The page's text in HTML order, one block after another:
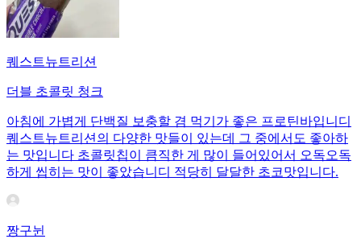
퀘스트뉴트리션
더블 초콜릿 청크
아침에 가볍게 단백질 보충할 겸 먹기가 좋은 프로틴바입니디
퀘스트뉴트리션의 다양한 맛들이 있는데 그 중에서도 좋아하
는 맛입니다 초콜릿칩이 큼직한 게 많이 들어있어서 오독오독
하게 씹히는 맛이 좋았습니디 적당히 달달한 초코맛입니다.
짱구뉜